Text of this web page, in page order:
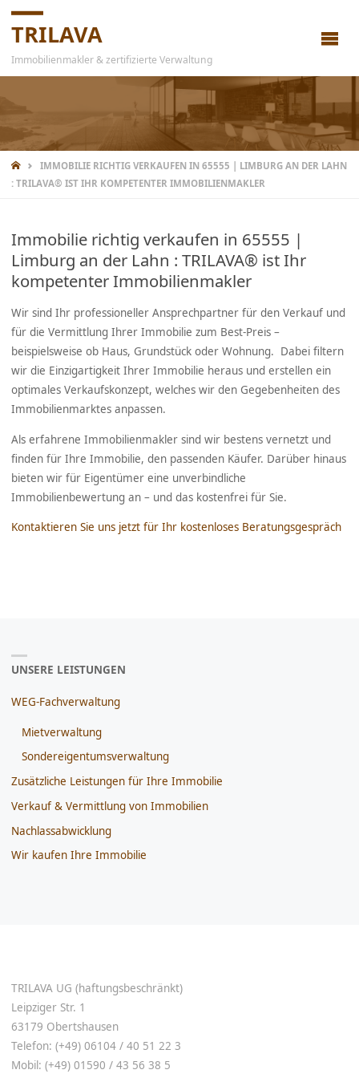
TRILAVA
Immobilienmakler & zertifizierte Verwaltung
IMMOBILIE RICHTIG VERKAUFEN IN 65555 | LIMBURG AN DER LAHN
: TRILAVA® IST IHR KOMPETENTER IMMOBILIENMAKLER
Immobilie richtig verkaufen in 65555 |
Limburg an der Lahn : TRILAVA® ist Ihr
kompetenter Immobilienmakler
Wir sind Ihr professioneller Ansprechpartner für den Verkauf und
für die Vermittlung Ihrer Immobilie zum Best-Preis –
beispielsweise ob Haus, Grundstück oder Wohnung. Dabei filtern
wir die Einzigartigkeit Ihrer Immobilie heraus und erstellen ein
optimales Verkaufskonzept, welches wir den Gegebenheiten des
Immobilienmarktes anpassen.
Als erfahrene Immobilienmakler sind wir bestens vernetzt und
finden für Ihre Immobilie, den passenden Käufer. Darüber hinaus
bieten wir für Eigentümer eine unverbindliche
Immobilienbewertung an – und das kostenfrei für Sie.
Kontaktieren Sie uns jetzt für Ihr kostenloses Beratungsgespräch
UNSERE LEISTUNGEN
WEG-Fachverwaltung
Mietverwaltung
Sondereigentumsverwaltung
Zusätzliche Leistungen für Ihre Immobilie
Verkauf & Vermittlung von Immobilien
Nachlassabwicklung
Wir kaufen Ihre Immobilie
TRILAVA UG (haftungsbeschränkt)
Leipziger Str. 1
63179 Obertshausen
Telefon: (+49) 06104 / 40 51 22 3
Mobil: (+49) 01590 / 43 56 38 5